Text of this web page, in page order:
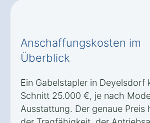
Anschaffungskosten im
Überblick
Ein Gabelstapler in Deyelsdorf
Schnitt 25.000 €, je nach
Ausstattung. Der genaue Preis